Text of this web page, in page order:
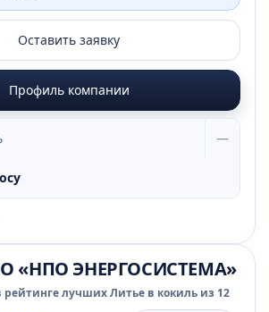
Оставить заявку
Профиль компании
—
«НПО ЭНЕРГОСИСТЕМА»
рейтинге лучших Литье в кокиль из 12